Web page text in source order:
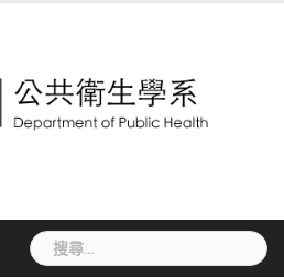
搜
尋